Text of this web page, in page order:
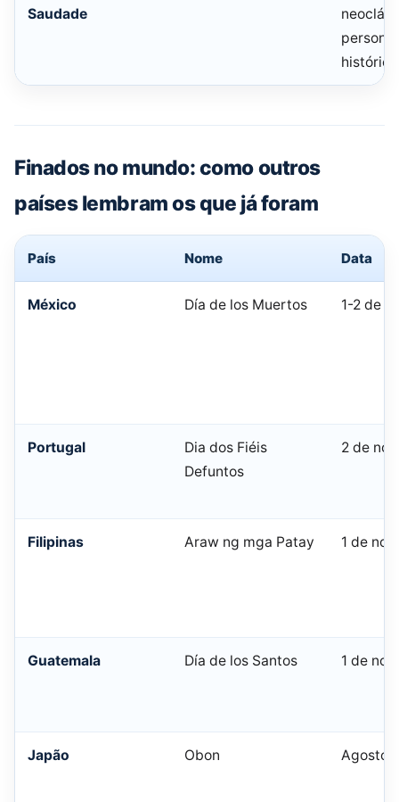
Saudade
Finados no mundo: como outros
países lembram os que já foram
País Nome Data
México Día de los Muertos 1-2 de
Portugal
Dia dos Fiéis
Defuntos
2 de
Filipinas Araw ng mga Patay 1 de
Guatemala Día de los Santos 1 de
Japão Obon Agosto